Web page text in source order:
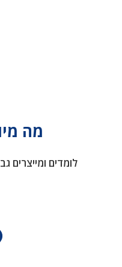
מה
לומדים ומייצרים